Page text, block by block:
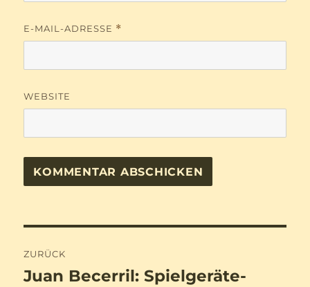
E-MAIL-ADRESSE *
WEBSITE
ZURÜCK
Vorheriger
Juan Becerril: Spielgeräte-